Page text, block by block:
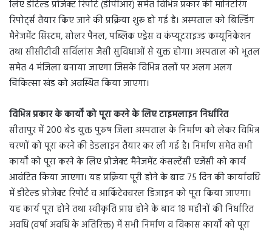
लिए डीटेल्ड प्रोजेक्ट रिपोर्ट (डीपीआर) समेत विभिन्न प्रकार की मॉनिटरिंग
रिपोर्ट्स तैयार किए जाने की प्रक्रिया शुरू हो गई है। अस्पताल को बिल्डिंग
मैनेजमेंट सिस्टम, सोलर पैनल, पब्लिक एड्रेस व कंप्यूटराइज्ड कम्यूनिकेशन
तथा सीसीटीवी सर्विलांस जैसी सुविधाओं से युक्त होगा। अस्पताल को भूतल
समेत 4 मंजिला बनाया जाएगा जिसके विभिन्न तलों पर अलग अलग
चिकित्सा खंड को अवस्थित किया जाएगा।
विभिन्न प्रकार के कार्यों को पूरा करने के लिए टाइमलाइन निर्धारित
सीतापुर में 200 बेड युक्त पुरुष जिला अस्पताल के निर्माण को लेकर विभिन्न
चरणों को पूरा करने की डेडलाइन तैयार कर ली गई है। निर्माण समेत सभी
कार्यों को पूरा करने के लिए प्रोजेक्ट मैनेजमेंट कंसल्टेंसी एजेंसी को कार्य
आवंटित किया जाएगा। यह प्रक्रिया पूरी होने के बाद 75 दिन की कार्यावधि
में डीटेल्ड प्रोजेक्ट रिपोर्ट व आर्किटेक्चरल डिजाइन को पूरा किया जाएगा।
यह कार्य पूरा होने तथा स्वीकृति प्राप्त होने के बाद 18 महीनों की निर्धारित
अवधि (वर्षा अवधि के अतिरिक्त) में सभी निर्माण व विकास कार्यों को पूरा